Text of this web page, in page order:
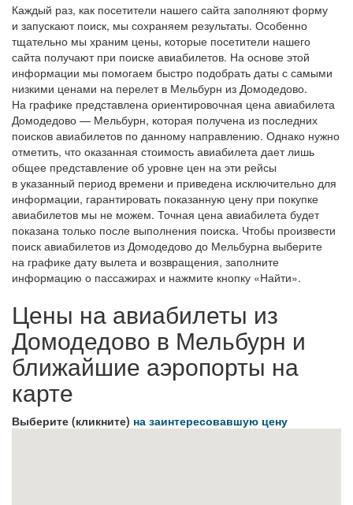
Каждый раз, как посетители нашего сайта заполняют форму
и запускают поиск, мы сохраняем результаты. Особенно
тщательно мы храним цены, которые посетители нашего
сайта получают при поиске авиабилетов. На основе этой
информации мы помогаем быстро подобрать даты с самыми
низкими ценами на перелет в Мельбурн из Домодедово.
На графике представлена ориентировочная цена авиабилета
Домодедово — Мельбурн, которая получена из последних
поисков авиабилетов по данному направлению. Однако нужно
отметить, что оказанная стоимость авиабилета дает лишь
общее представление об уровне цен на эти рейсы
в указанный период времени и приведена исключительно для
информации, гарантировать показанную цену при покупке
авиабилетов мы не можем. Точная цена авиабилета будет
показана только после выполнения поиска. Чтобы произвести
поиск авиабилетов из Домодедово до Мельбурна выберите
на графике дату вылета и возвращения, заполните
информацию о пассажирах и нажмите кнопку «Найти».
Цены на авиабилеты из
Домодедово в Мельбурн и
ближайшие аэропорты на
карте
Выберите (кликните) на заинтересовавшую цену